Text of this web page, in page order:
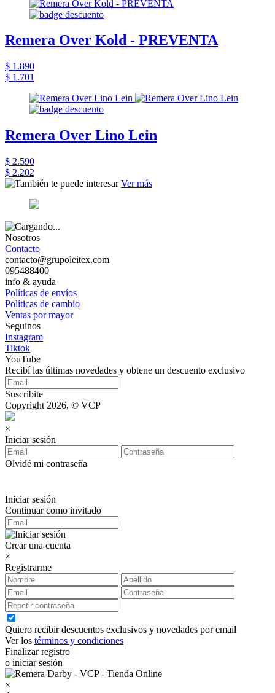
Remera Over Kold - PREVENTA
$ 1.890
$ 1.701
Remera Over Lino Lein
$ 2.590
$ 2.202
Ver más
Nosotros
Contacto
contacto@grupoleitex.com
095488400
info & ayuda
Políticas de envíos
Políticas de cambio
Ventas por mayor
Seguinos
Instagram
Tiktok
YouTube
Recibí las últimas novedades y obtene un descuento exclusivo
Suscribite
Copyright 2026, © VCP
×
Iniciar sesión
Olvidé mi contraseña
Iniciar sesión
Continuar como invitado
Crear una cuenta
×
Registrarme
Quiero recibir descuentos exclusivos y novedades por email
Ver los términos y condiciones
Finalizar registro
o iniciar sesión
×